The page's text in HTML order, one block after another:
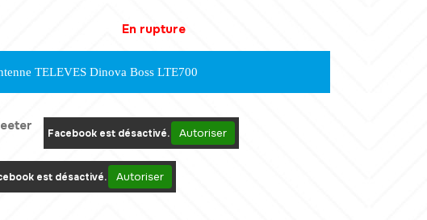
En rupture
TELEVES Dinova Boss LTE700
Facebook est désactivé. Autoriser
est désactivé. Autoriser